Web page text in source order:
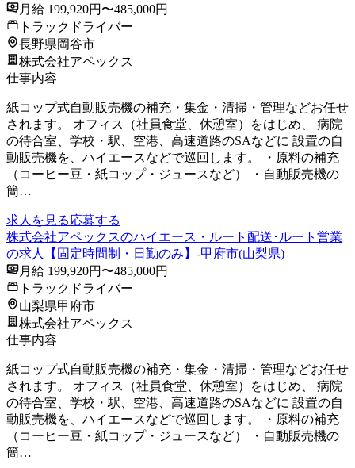
月給 199,920円〜485,000円
トラックドライバー
長野県岡谷市
株式会社アペックス
仕事内容
紙コップ式自動販売機の補充・集金・清掃・管理などお任せ
されます。 オフィス（社員食堂、休憩室）をはじめ、 病院
の待合室、学校・駅、空港、高速道路のSAなどに 設置の自
動販売機を、ハイエースなどで巡回します。 ・原料の補充
（コーヒー豆・紙コップ・ジュースなど） ・自動販売機の
簡…
求人を見る応募する
株式会社アペックスのハイエース・ルート配送･ルート営業
の求人【固定時間制・日勤のみ】-甲府市(山梨県)
月給 199,920円〜485,000円
トラックドライバー
山梨県甲府市
株式会社アペックス
仕事内容
紙コップ式自動販売機の補充・集金・清掃・管理などお任せ
されます。 オフィス（社員食堂、休憩室）をはじめ、 病院
の待合室、学校・駅、空港、高速道路のSAなどに 設置の自
動販売機を、ハイエースなどで巡回します。 ・原料の補充
（コーヒー豆・紙コップ・ジュースなど） ・自動販売機の
簡…